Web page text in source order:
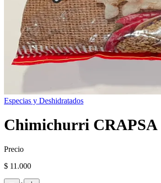
Especias y Deshidratados
Chimichurri CRAPSA
Precio
$ 11.000